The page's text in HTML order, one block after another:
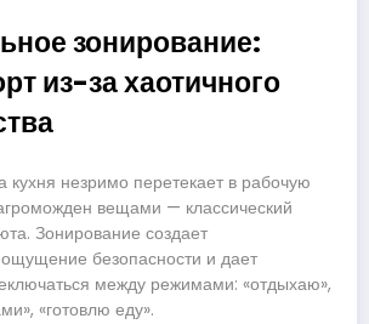
зонирование:
из-за хаотичного
кухня незримо перетекает в рабочую
вещами — классический
Зонирование создает
ощущение безопасности и дает
между режимами: «отдыхаю»,
«готовлю еду».